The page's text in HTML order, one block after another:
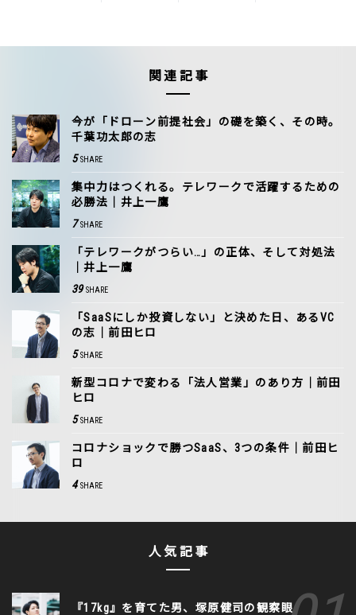
関連記事
今が「ドローン前提社会」の礎を築く、その時。
千葉功太郎の志
5 SHARE
集中力はつくれる。テレワークで活躍するための
必勝法｜井上一鷹
7 SHARE
「テレワークがつらい…」の正体、そして対処法
｜井上一鷹
39 SHARE
「SaaSにしか投資しない」と決めた日、あるVC
の志｜前田ヒロ
5 SHARE
新型コロナで変わる「法人営業」のあり方｜前田
ヒロ
5 SHARE
コロナショックで勝つSaaS、3つの条件｜前田ヒ
ロ
4 SHARE
人気記事
『17kg』を育てた男、塚原健司の観察眼